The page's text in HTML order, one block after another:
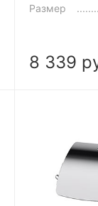
Размер
8 339